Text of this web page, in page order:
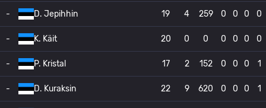
- D. Jepihhin 19 4 259 0 0 0 0
- K. Käit 20 0 0 0 0 0 0
- P. Kristal 17 2 152 0 0 0 1
- D. Kuraksin 22 9 620 0 0 0 1